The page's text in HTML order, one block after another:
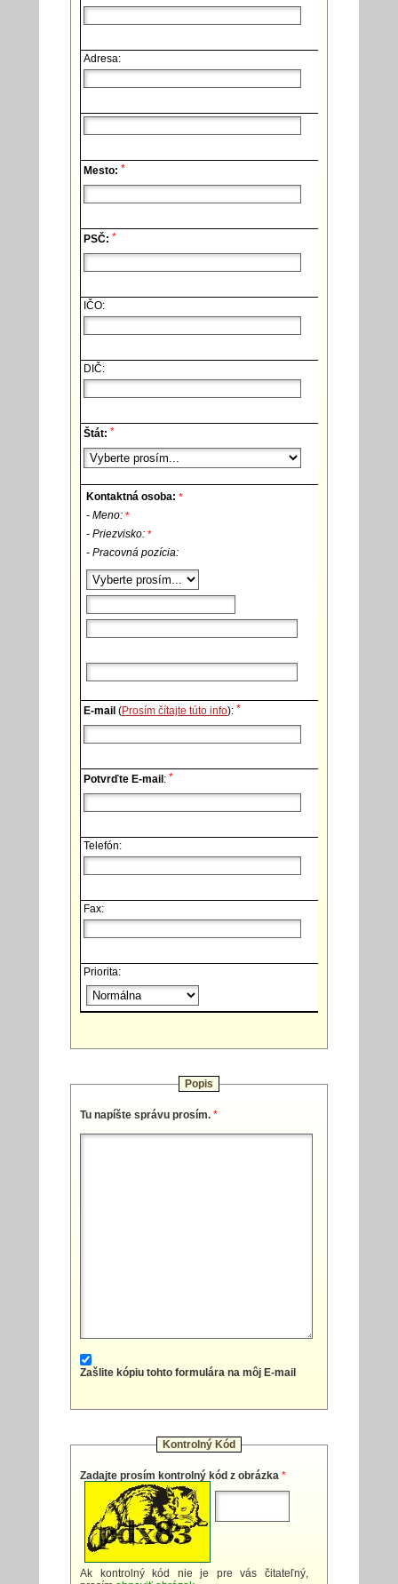
Adresa:
Mesto: *
PSČ: *
IČO:
DIČ:
Štát: *
Kontaktná osoba: *
- Meno: *
- Priezvisko: *
- Pracovná pozícia:
E-mail (Prosím čítajte túto info): *
Potvrďte E-mail: *
Telefón:
Fax:
Priorita:
Popis
Tu napíšte správu prosím. *
Zašlite kópiu tohto formulára na môj E-mail
Kontrolný Kód
Zadajte prosím kontrolný kód z obrázka *
Ak kontrolný kód nie je pre vás čitateľný,